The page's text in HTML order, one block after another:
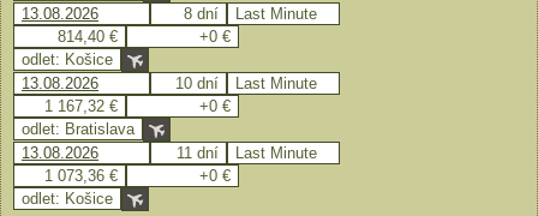
13.08.2026
8 dní
Last Minute
814,40 €
+0 €
odlet: Košice
13.08.2026
10 dní
Last Minute
1 167,32 €
+0 €
odlet: Bratislava
13.08.2026
11 dní
Last Minute
1 073,36 €
+0 €
odlet: Košice